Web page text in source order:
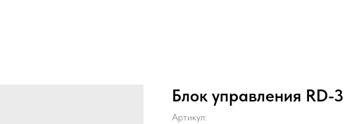
Блок управления RD-3
Артикул: